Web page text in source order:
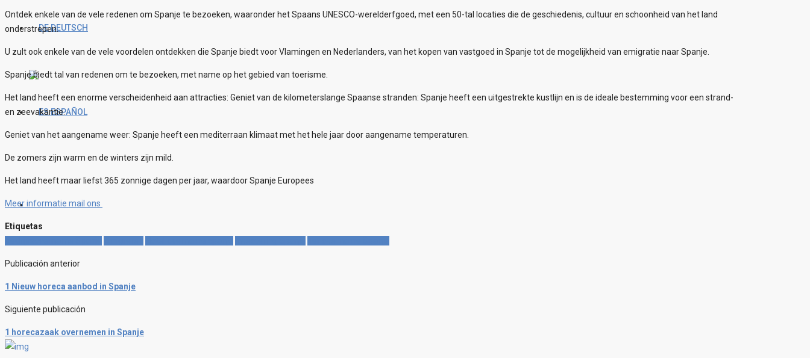
DEUTSCH
ESPAÑOL
Ontdek enkele van de vele redenen om Spanje te bezoeken, waaronder het Spaans UNESCO-werelderfgoed, met een 50-tal locaties die de geschiedenis, cultuur en schoonheid van het land
onderstrepen.
U zult ook enkele van de vele voordelen ontdekken die Spanje biedt voor Vlamingen en Nederlanders, van het kopen van vastgoed in Spanje tot de mogelijkheid van emigratie naar Spanje.
Spanje biedt tal van redenen om te bezoeken, met name op het gebied van toerisme.
Het land heeft een enorme verscheidenheid aan attracties: Geniet van de kilometerslange Spaanse stranden: Spanje heeft een uitgestrekte kustlijn en is de ideale bestemming voor een strand-
en zeevakantie.
Geniet van het aangename weer: Spanje heeft een mediterraan klimaat met het hele jaar door aangename temperaturen.
De zomers zijn warm en de winters zijn mild.
Het land heeft maar liefst 365 zonnige dagen per jaar, waardoor Spanje Europees
Meer informatie mail ons
Etiquetas
Publicación anterior
1 Nieuw horeca aanbod in Spanje
Siguiente publicación
1 horecazaak overnemen in Spanje